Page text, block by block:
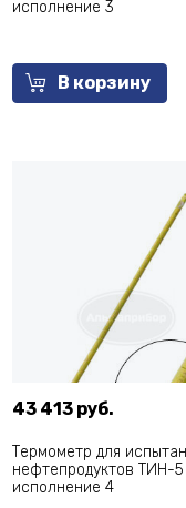
исполнение 3
В корзину
43 413 руб.
Термометр для
нефтепродуктов ТИН-5
исполнение 4